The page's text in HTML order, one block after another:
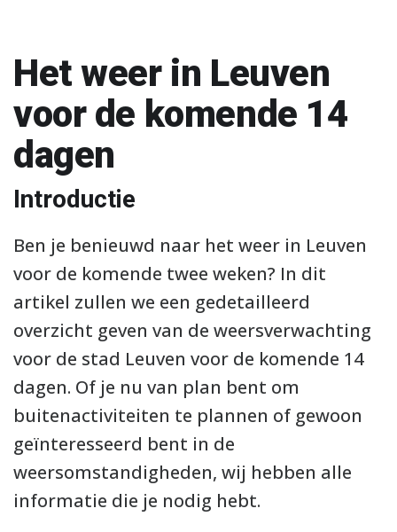
Het weer in Leuven
voor de komende 14
dagen
Introductie
Ben je benieuwd naar het weer in Leuven
voor de komende twee weken? In dit
artikel zullen we een gedetailleerd
overzicht geven van de weersverwachting
voor de stad Leuven voor de komende 14
dagen. Of je nu van plan bent om
buitenactiviteiten te plannen of gewoon
geïnteresseerd bent in de
weersomstandigheden, wij hebben alle
informatie die je nodig hebt.